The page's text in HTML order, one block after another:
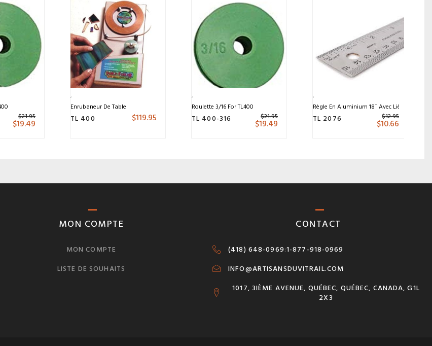
$21.95
$19.49
Enrubaneur De Table
TL 400 $119.95
Roulette 3/16 For TL400
TL 400-316 $21.95
$19.49
Règle En Aluminium 18¨ Avec Liège
TL 2076 $12.95
$10.66
MON COMPTE
MON COMPTE
LISTE DE SOUHAITS
CONTACT
(418) 648-0969:1-877-918-0969
INFO@ARTISANSDUVITRAIL.COM
1017, 3IÈME AVENUE, QUÉBEC, QUÉBEC, CANADA, G1L
2X3